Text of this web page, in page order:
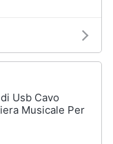
Usb Cavo
Musicale Per